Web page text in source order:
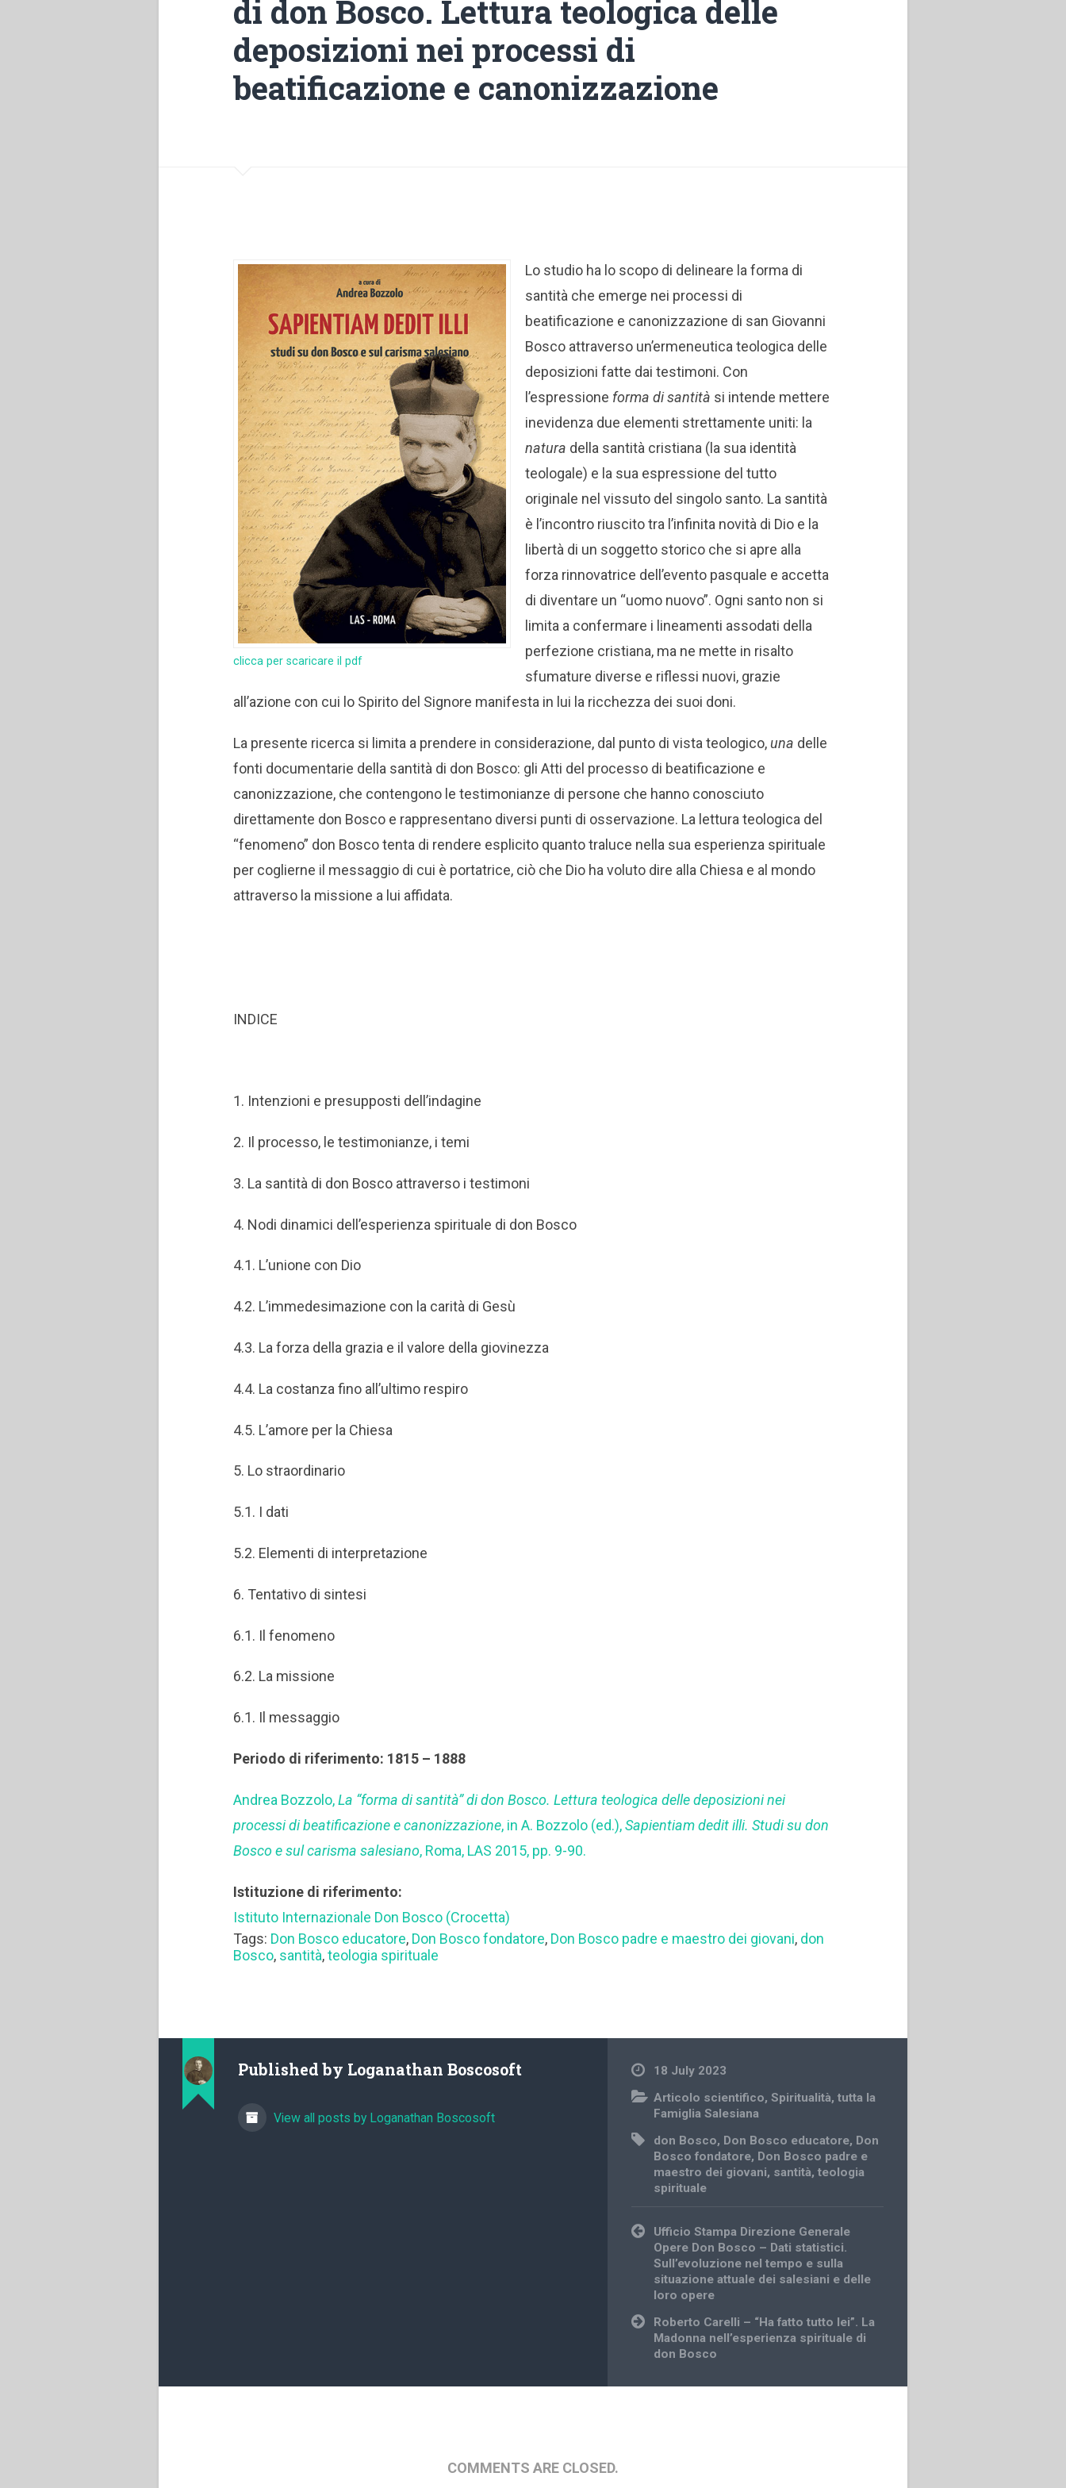
di don Bosco. Lettura teologica delle
deposizioni nei processi di
beatificazione e canonizzazione
clicca per scaricare il pdf
Lo studio ha lo scopo di delineare la forma di
santità che emerge nei processi di
beatificazione e canonizzazione di san Giovanni
Bosco attraverso un’ermeneutica teologica delle
deposizioni fatte dai testimoni. Con
l’espressione forma di santità si intende mettere
inevidenza due elementi strettamente uniti: la
natura della santità cristiana (la sua identità
teologale) e la sua espressione del tutto
originale nel vissuto del singolo santo. La santità
è l’incontro riuscito tra l’infinita novità di Dio e la
libertà di un soggetto storico che si apre alla
forza rinnovatrice dell’evento pasquale e accetta
di diventare un “uomo nuovo”. Ogni santo non si
limita a confermare i lineamenti assodati della
perfezione cristiana, ma ne mette in risalto
sfumature diverse e riflessi nuovi, grazie
all’azione con cui lo Spirito del Signore manifesta in lui la ricchezza dei suoi doni.
La presente ricerca si limita a prendere in considerazione, dal punto di vista teologico, una delle
fonti documentarie della santità di don Bosco: gli Atti del processo di beatificazione e
canonizzazione, che contengono le testimonianze di persone che hanno conosciuto
direttamente don Bosco e rappresentano diversi punti di osservazione. La lettura teologica del
“fenomeno” don Bosco tenta di rendere esplicito quanto traluce nella sua esperienza spirituale
per coglierne il messaggio di cui è portatrice, ciò che Dio ha voluto dire alla Chiesa e al mondo
attraverso la missione a lui affidata.
INDICE
1. Intenzioni e presupposti dell’indagine
2. Il processo, le testimonianze, i temi
3. La santità di don Bosco attraverso i testimoni
4. Nodi dinamici dell’esperienza spirituale di don Bosco
4.1. L’unione con Dio
4.2. L’immedesimazione con la carità di Gesù
4.3. La forza della grazia e il valore della giovinezza
4.4. La costanza fino all’ultimo respiro
4.5. L’amore per la Chiesa
5. Lo straordinario
5.1. I dati
5.2. Elementi di interpretazione
6. Tentativo di sintesi
6.1. Il fenomeno
6.2. La missione
6.1. Il messaggio
Periodo di riferimento: 1815 – 1888
Andrea Bozzolo,La “forma di santità” di don Bosco. Lettura teologica delle deposizioni nei
processi di beatificazione e canonizzazione, in A. Bozzolo (ed.),Sapientiam dedit illi. Studi su don
Bosco e sul carisma salesiano, Roma, LAS 2015, pp. 9-90.
Istituzione di riferimento:
Istituto Internazionale Don Bosco (Crocetta)
Tags: Don Bosco educatore, Don Bosco fondatore, Don Bosco padre e maestro dei giovani, don
Bosco, santità,teologia spirituale
Published by Loganathan Boscosoft
View all posts by Loganathan Boscosoft
18 July 2023
Articolo scientifico,Spiritualità,tutta la
Famiglia Salesiana
don Bosco, Don Bosco educatore, Don
Bosco fondatore, Don Bosco padre e
maestro dei giovani, santità,teologia
spirituale
Post
navigation
Ufficio Stampa Direzione Generale
Opere Don Bosco – Dati statistici.
Sull’evoluzione nel tempo e sulla
situazione attuale dei salesiani e delle
loro opere
Roberto Carelli – “Ha fatto tutto lei”. La
Madonna nell’esperienza spirituale di
don Bosco
COMMENTS ARE CLOSED.